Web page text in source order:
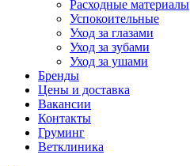
Расходные материалы
Успокоительные
Уход за глазами
Уход за зубами
Уход за ушами
Бренды
Цены и доставка
Вакансии
Контакты
Груминг
Ветклиника